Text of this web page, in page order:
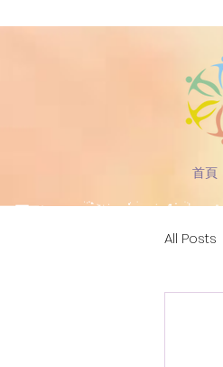
首頁
All Posts